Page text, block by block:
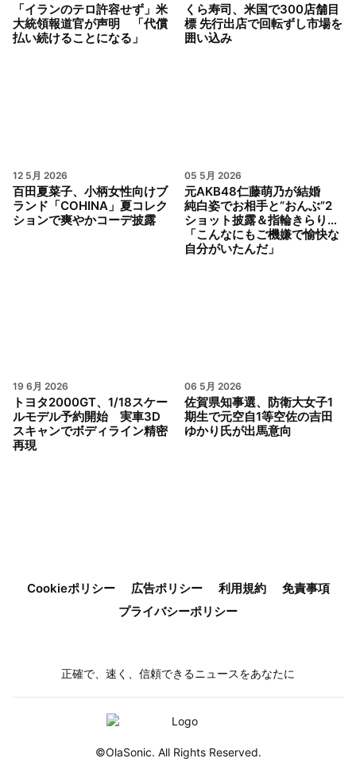
「イランのテロ許容せず」米
大統領報道官が声明 「代償
払い続けることになる」
くら寿司、米国で300店舗目
標 先行出店で回転ずし市場を
囲い込み
12 5月 2026
百田夏菜子、小柄女性向けブ
ランド「COHINA」夏コレク
ションで爽やかコーデ披露
05 5月 2026
元AKB48仁藤萌乃が結婚
純白姿でお相手と“おんぶ”2
ショット披露＆指輪きらり…
「こんなにもご機嫌で愉快な
自分がいたんだ」
19 6月 2026
トヨタ2000GT、1/18スケー
ルモデル予約開始 実車3D
スキャンでボディライン精密
再現
06 5月 2026
佐賀県知事選、防衛大女子1
期生で元空自1等空佐の吉田
ゆかり氏が出馬意向
Cookieポリシー 広告ポリシー 利用規約
免責事項
プライバシーポリシー
正確で、速く、信頼できるニュースをあなたに
©OlaSonic. All Rights Reserved.